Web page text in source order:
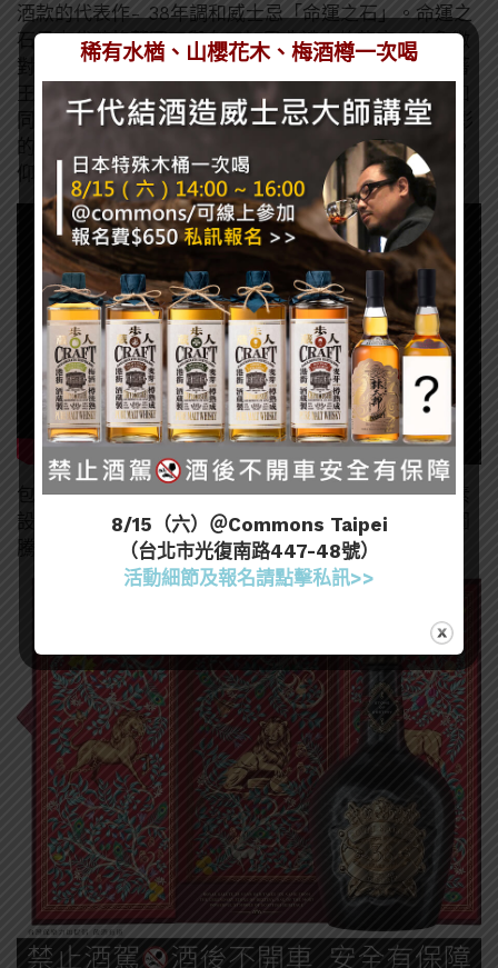
酒款的代表作- 38年調和威士忌「命運之石」。命運之
石是古代蘇格蘭國王與女王加冕典禮中的龍座，也象徵
對新王繼承權力的認可。世紀以來命運之石一直守望著
王室傳承 ，已超過千年歷史，悠長時光與傳統底蘊正如
同皇家禮炮38年，是皇家禮炮中頂規的存在，延續精彩
年以上的黃金歲月，
仰望王者風味的絕佳機會。
包裝全新改版後的命運之石外盒增添許多英國皇家元素
設計，例如皇室的菱格紋、盒內細膩的蘇格蘭三神獸圖
騰等，延續皇室傳統美學也加強現代感，大器且吸睛。
稀有水楢、山櫻花木、梅酒樽一次喝
8/15（六）＠Commons Taipei
（台北市光復南路447-48號）
活動細節及報名請點擊私訊>>